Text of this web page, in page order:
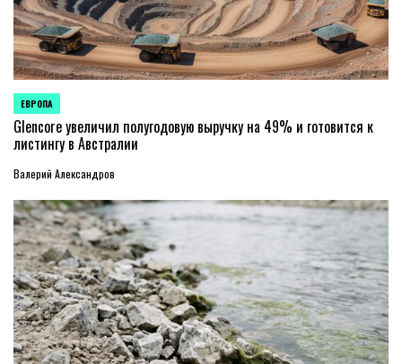
ОПУБЛИКОВАНО
В
ЕВРОПА
Glencore увеличил полугодовую выручку на 49% и готовится к
листингу в Австралии
Валерий Александров